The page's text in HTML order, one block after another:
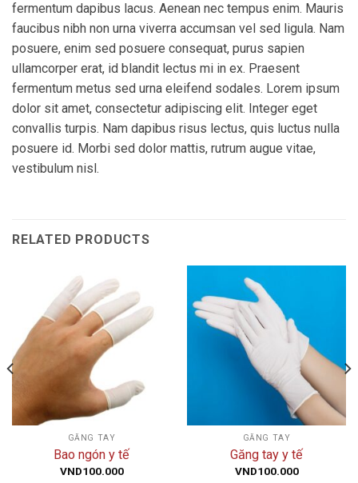
fermentum dapibus lacus. Aenean nec tempus enim. Mauris
faucibus nibh non urna viverra accumsan vel sed ligula. Nam
posuere, enim sed posuere consequat, purus sapien
ullamcorper erat, id blandit lectus mi in ex. Praesent
fermentum metus sed urna eleifend sodales. Lorem ipsum
dolor sit amet, consectetur adipiscing elit. Integer eget
convallis turpis. Nam dapibus risus lectus, quis luctus nulla
posuere id. Morbi sed dolor mattis, rutrum augue vitae,
vestibulum nisl.
RELATED PRODUCTS
GĂNG TAY
Bao ngón y tế
VND100.000
GĂNG TAY
Găng tay y tế
VND100.000